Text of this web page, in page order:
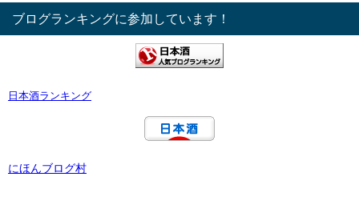
ブログランキングに参加しています！
日本酒ランキング
にほんブログ村